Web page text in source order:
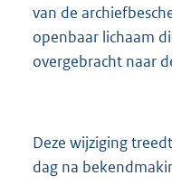
van de
openbaar lichaam
overgebracht naar
Deze wijziging
dag na